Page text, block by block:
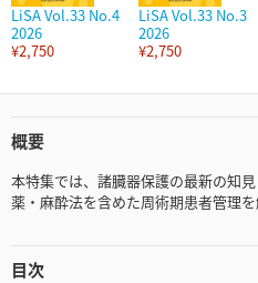
LiSA Vol.33 No.4
2026
¥2,750
LiSA Vol.33 No.3
2026
¥2,750
概要
本特集では、諸臓器保護の最新の知
薬・麻酔法を含めた周術期患者管理
目次